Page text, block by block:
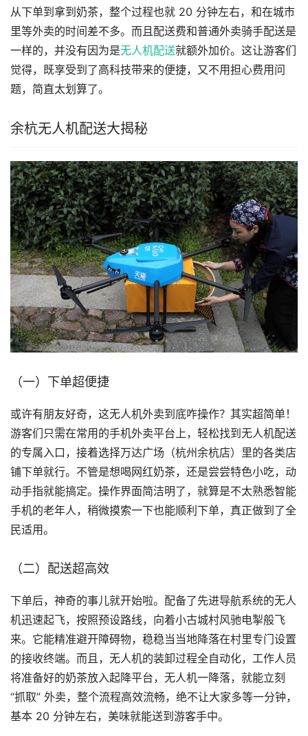
从下单到拿到奶茶，整个过程也就 20 分钟左右，和在城市
里等外卖的时间差不多。而且配送费和普通外卖骑手配送是
一样的，并没有因为是无人机配送就额外加价。这让游客们
觉得，既享受到了高科技带来的便捷，又不用担心费用问
题，简直太划算了。
余杭无人机配送大揭秘
（一）下单超便捷
或许有朋友好奇，这无人机外卖到底咋操作？其实超简单！
游客们只需在常用的手机外卖平台上，轻松找到无人机配送
的专属入口，接着选择万达广场（杭州余杭店）里的各类店
铺下单就行。不管是想喝网红奶茶，还是尝尝特色小吃，动
动手指就能搞定。操作界面简洁明了，就算是不太熟悉智能
手机的老年人，稍微摸索一下也能顺利下单，真正做到了全
民适用。
（二）配送超高效
下单后，神奇的事儿就开始啦。配备了先进导航系统的无人
机迅速起飞，按照预设路线，向着小古城村风驰电掣般飞
来。它能精准避开障碍物，稳稳当当地降落在村里专门设置
的接收终端。而且，无人机的装卸过程全自动化，工作人员
将准备好的奶茶放入起降平台，无人机一降落，就能立刻
“抓取” 外卖，整个流程高效流畅，绝不让大家多等一分钟，
基本 20 分钟左右，美味就能送到游客手中。